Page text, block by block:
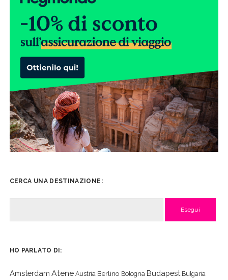
CERCA UNA DESTINAZIONE:
HO PARLATO DI:
Amsterdam Atene Austria Berlino Bologna Budapest Bulgaria